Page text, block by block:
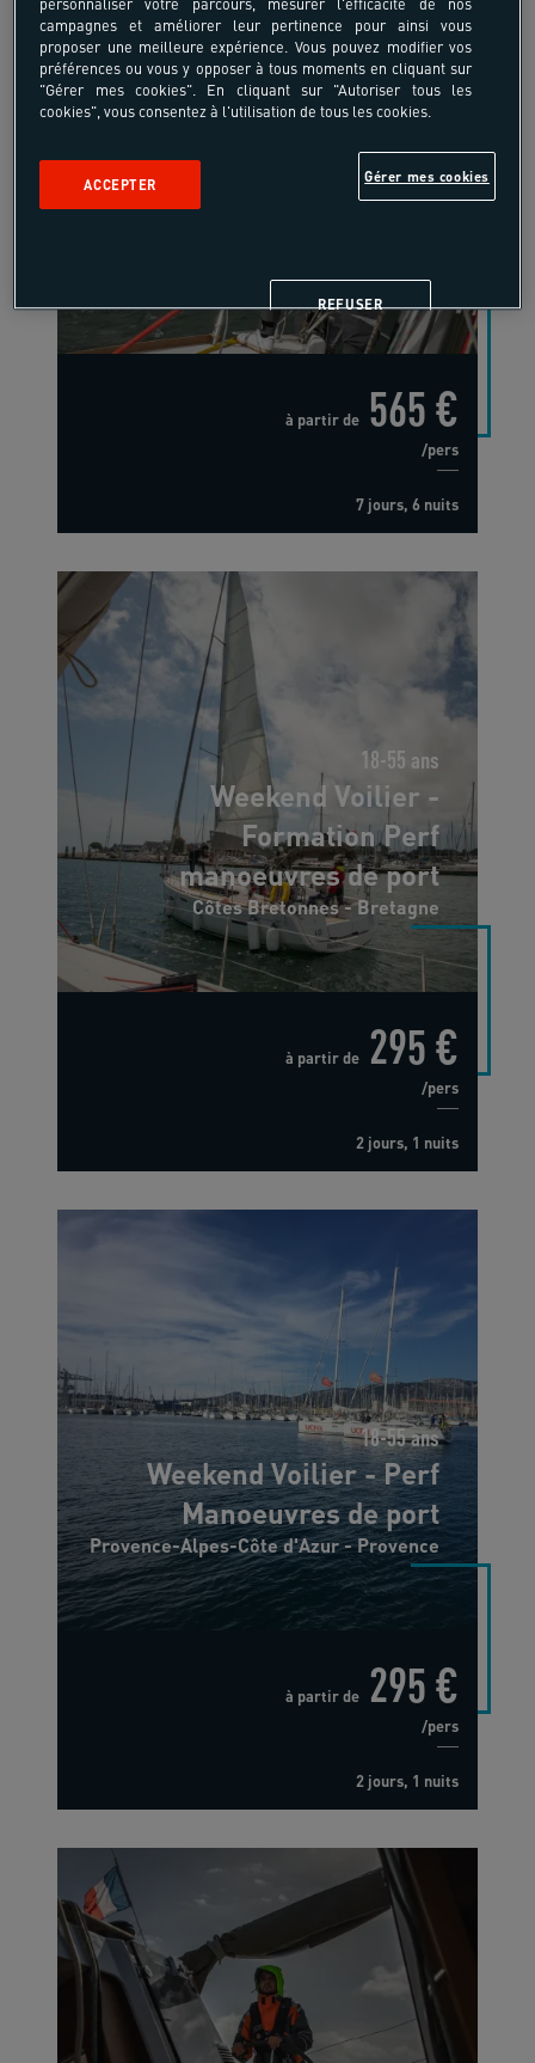
18-55 ans
Objectif voilier niveau 4 -
Equipier confirmé, chef de
à partir de 565 €
/pers
7 jours, 6 nuits
18-55 ans
Weekend Voilier -
Formation Perf
manoeuvres de port
Côtes Bretonnes - Bretagne
à partir de 295 €
/pers
2 jours, 1 nuits
18-55 ans
Weekend Voilier - Perf
Manoeuvres de port
Provence-Alpes-Côte d'Azur - Provence
à partir de 295 €
/pers
2 jours, 1 nuits
personnaliser votre parcours, mesurer l'efficacité de nos
campagnes et améliorer leur pertinence pour ainsi vous
proposer une meilleure expérience. Vous pouvez modifier vos
préférences ou vous y opposer à tous moments en cliquant sur
"Gérer mes cookies". En cliquant sur "Autoriser tous les
cookies", vous consentez à l'utilisation de tous les cookies.
Gérer mes cookies
REFUSER
ACCEPTER